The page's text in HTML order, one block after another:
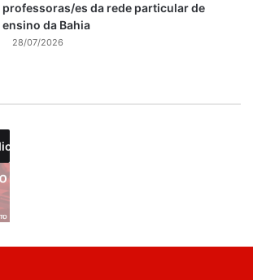
professoras/es da rede particular de
ensino da Bahia
28/07/2026